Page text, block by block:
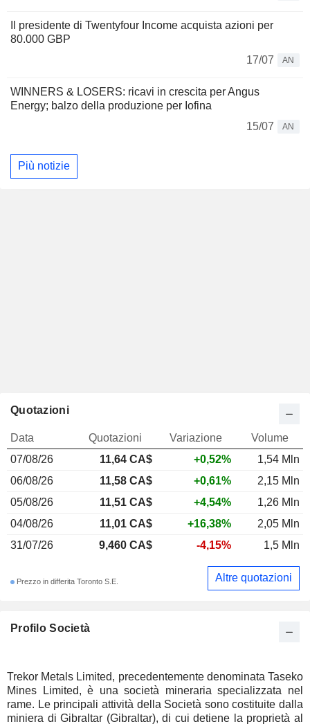
Il presidente di Twentyfour Income acquista azioni per
80.000 GBP
17/07
AN
WINNERS & LOSERS: ricavi in crescita per Angus
Energy; balzo della produzione per Iofina
15/07
AN
Più notizie
Profilo Società
Trekor Metals Limited, precedentemente denominata Taseko
Mines Limited, è una società mineraria specializzata nel
rame. Le principali attività della Società sono costituite dalla
miniera di Gibraltar (Gibraltar), di cui detiene la proprietà al
Quotazioni
Data Quotazioni Variazione
Volume
07/08/26
11,64 CA$ +0,52%
1,54 Mln
06/08/26
11,58 CA$ +0,61%
2,15 Mln
05/08/26
11,51 CA$ +4,54%
1,26 Mln
04/08/26
11,01 CA$ +16,38%
2,05 Mln
31/07/26
9,460 CA$ -4,15% 1,5 Mln
Prezzo in differita Toronto S.E. Altre quotazioni